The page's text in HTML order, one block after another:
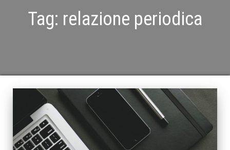
Tag: relazione periodica